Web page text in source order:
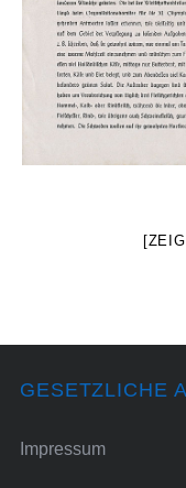
GESETZLICHE
Impressum